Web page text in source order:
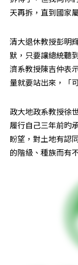
天再拆，直到國家
清大退休教授彭明
默，只要讓總統聽
濟系教授陳吉仲表
量就要站出來，「
政大地政系教授徐
履行自己三年前旳
盼望，對土地有認
的階級、種族而有